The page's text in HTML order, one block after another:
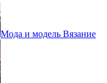
Мода и модель Вязание